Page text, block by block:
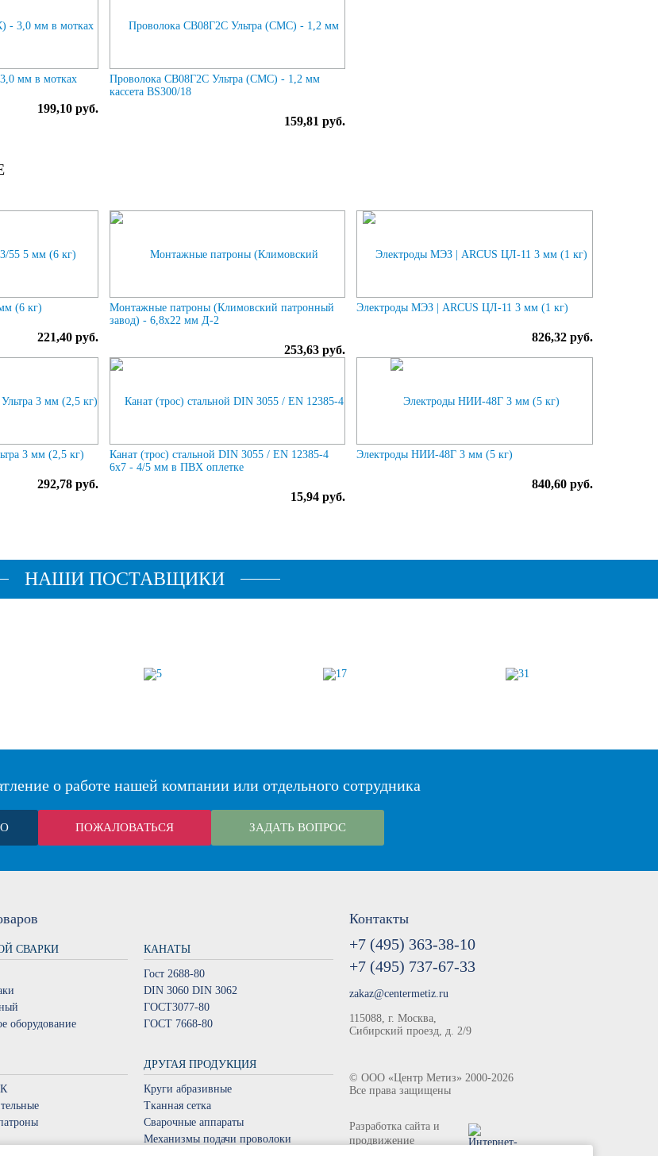
мм в мотках
199,10 руб.
Проволока СВ08Г2С Ультра (СМС) - 1,2 мм
кассета BS300/18
159,81 руб.
(6 кг)
221,40 руб.
Монтажные патроны (Климовский патронный
завод) - 6,8х22 мм Д-2
253,63 руб.
Электроды МЭЗ | ARCUS ЦЛ-11 3 мм (1 кг)
826,32 руб.
3 мм (2,5 кг)
292,78 руб.
Канат (трос) стальной DIN 3055 / EN 12385-4
6x7 - 4/5 мм в ПВХ оплетке
15,94 руб.
Электроды НИИ-48Г 3 мм (5 кг)
840,60 руб.
НАШИ ПОСТАВЩИКИ
о работе нашей компании или отдельного сотрудника
ПОЖАЛОВАТЬСЯ ЗАДАТЬ ВОПРОС
СВАРКИ
оборудование
КАНАТЫ
Гост 2688-80
DIN 3060 DIN 3062
ГОСТ3077-80
ГОСТ 7668-80
ДРУГАЯ ПРОДУКЦИЯ
Круги абразивные
Тканная сетка
Сварочные аппараты
Механизмы подачи проволоки
Контакты
+7 (495) 363-38-10
+7 (495) 737-67-33
zakaz@centermetiz.ru
115088, г. Москва,
Сибирский проезд, д. 2/9
©ООО «Центр Метиз» 2000-2026
Все права защищены
Разработка сайта и
продвижение